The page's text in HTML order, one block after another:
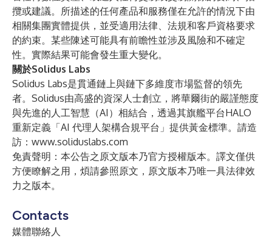
攬或建議。所描述的任何產品和服務僅在允許的情況下由
相關集團實體提供，並受適用法律、法規和客戶資格要求
的約束。某些陳述可能具有前瞻性並涉及風險和不確定
性。實際結果可能會發生重大變化。
關於Solidus Labs
Solidus Labs是貫通鏈上與鏈下多維度市場監督的領先
者。Solidus由高盛的資深人士創立，將華爾街的嚴謹態度
與先進的人工智慧（AI）相結合，透過其旗艦平台HALO
重新定義「AI 代理人架構合規平台」提供黃金標準。請造
訪： www.soliduslabs.com
免責聲明：本公告之原文版本乃官方授權版本。譯文僅供
方便瞭解之用，煩請參照原文，原文版本乃唯一具法律效
力之版本。
Contacts
媒體聯絡人